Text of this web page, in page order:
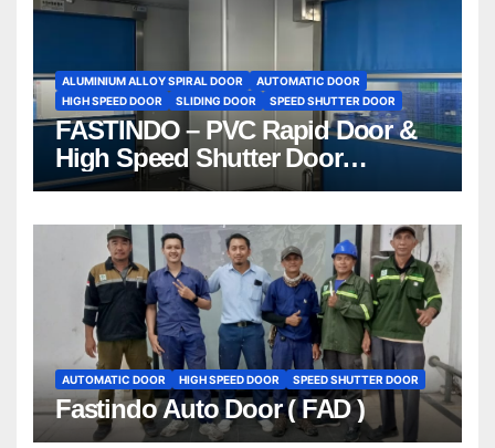
ALUMINIUM ALLOY SPIRAL DOOR
AUTOMATIC DOOR
HIGH SPEED DOOR
SLIDING DOOR SPEED SHUTTER DOOR
FASTINDO – PVC Rapid Door &
High Speed Shutter Door
Indonesia | 081212801672
AUTOMATIC DOOR HIGH SPEED DOOR SPEED SHUTTER DOOR
Fastindo Auto Door ( FAD )